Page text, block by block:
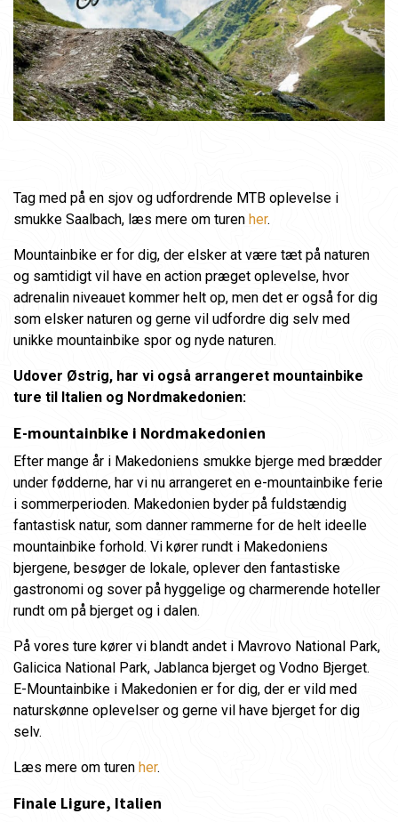
Tag med på en sjov og udfordrende MTB oplevelse i
smukke Saalbach, læs mere om turen her.
Mountainbike er for dig, der elsker at være tæt på naturen
og samtidigt vil have en action præget oplevelse, hvor
adrenalin niveauet kommer helt op, men det er også for dig
som elsker naturen og gerne vil udfordre dig selv med
unikke mountainbike spor og nyde naturen.
Udover Østrig, har vi også arrangeret mountainbike
ture til Italien og Nordmakedonien:
E-mountainbike i Nordmakedonien
Efter mange år i Makedoniens smukke bjerge med brædder
under fødderne, har vi nu arrangeret en e-mountainbike ferie
i sommerperioden. Makedonien byder på fuldstændig
fantastisk natur, som danner rammerne for de helt ideelle
mountainbike forhold. Vi kører rundt i Makedoniens
bjergene, besøger de lokale, oplever den fantastiske
gastronomi og sover på hyggelige og charmerende hoteller
rundt om på bjerget og i dalen.
På vores ture kører vi blandt andet i Mavrovo National Park,
Galicica National Park, Jablanca bjerget og Vodno Bjerget.
E-Mountainbike i Makedonien er for dig, der er vild med
naturskønne oplevelser og gerne vil have bjerget for dig
selv.
Læs mere om turen her.
Finale Ligure, Italien